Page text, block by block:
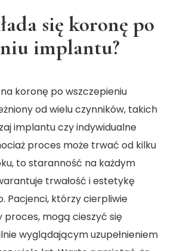
się koronę po
implantu?
koronę po wszczepieniu
od wielu czynników, takich
implantu czy indywidualne
proces może trwać od kilku
to staranność na każdym
trwałość i estetykę
Pacjenci, którzy cierpliwie
proces, mogą cieszyć się
wyglądającym uzupełnieniem